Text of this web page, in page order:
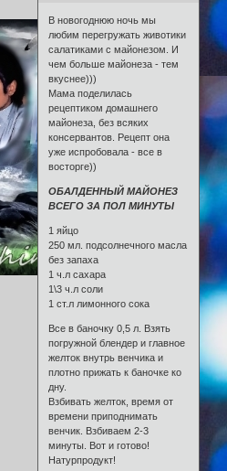
В новогоднюю ночь мы
любим перегружать животики
салатиками с майонезом. И
чем больше майонеза - тем
вкуснее)))
Мама поделилась
рецептиком домашнего
майонеза, без всяких
консервантов. Рецепт она
уже испробовала - все в
восторге))
ОБАЛДЕННЫЙ МАЙОНЕЗ
ВСЕГО ЗА ПОЛ МИНУТЫ
1 яйцо
250 мл. подсолнечного масла
без запаха
1 ч.л сахара
1\3 ч.л соли
1 ст.л лимонного сока
Все в баночку 0,5 л. Взять
погружной блендер и главное
желток внутрь венчика и
плотно прижать к баночке ко
дну.
Взбивать желток, время от
времени приподнимать
венчик. Взбиваем 2-3
минуты. Вот и готово!
Натурпродукт!